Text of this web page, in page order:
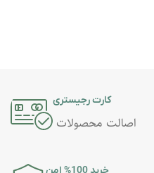
کارت رجیستری
اصالت محصولات